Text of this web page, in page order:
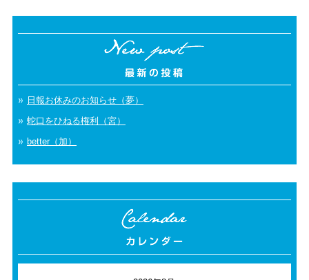
日報お休みのお知らせ（夢）
蛇口をひねる権利（宮）
better（加）